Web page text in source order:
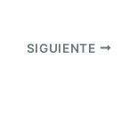
SIGUIENTE